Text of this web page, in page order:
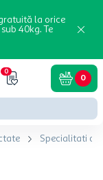
la orice
40kg. Te
0
0
Specialitati